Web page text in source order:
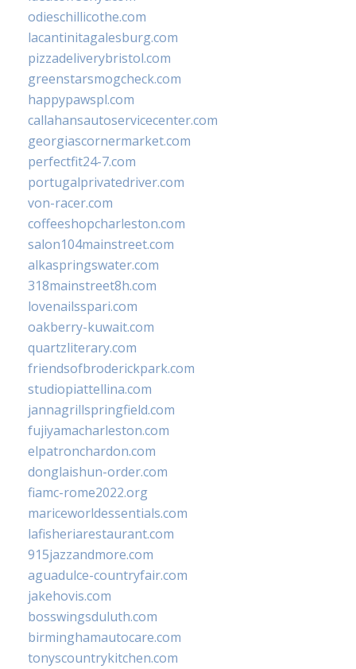
odieschillicothe.com
lacantinitagalesburg.com
pizzadeliverybristol.com
greenstarsmogcheck.com
happypawspl.com
callahansautoservicecenter.com
georgiascornermarket.com
perfectfit24-7.com
portugalprivatedriver.com
von-racer.com
coffeeshopcharleston.com
salon104mainstreet.com
alkaspringswater.com
318mainstreet8h.com
lovenailsspari.com
oakberry-kuwait.com
quartzliterary.com
friendsofbroderickpark.com
studiopiattellina.com
jannagrillspringfield.com
fujiyamacharleston.com
elpatronchardon.com
donglaishun-order.com
fiamc-rome2022.org
mariceworldessentials.com
lafisheriarestaurant.com
915jazzandmore.com
aguadulce-countryfair.com
jakehovis.com
bosswingsduluth.com
birminghamautocare.com
tonyscountrykitchen.com